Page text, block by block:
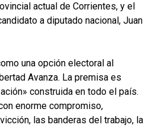
actual de Corrientes, y el
a diputado nacional, Juan
una opción electoral al
Avanza. La premisa es
construida en todo el país.
enorme compromiso,
las banderas del trabajo, la